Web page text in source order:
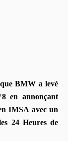
BMW a levé
en annonçant
IMSA avec un
24 Heures de